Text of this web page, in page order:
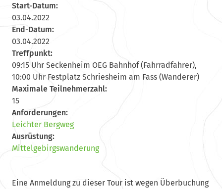
Start-Datum:
03.04.2022
End-Datum:
03.04.2022
Treffpunkt:
09:15 Uhr Seckenheim OEG Bahnhof (Fahrradfahrer),
10:00 Uhr Festplatz Schriesheim am Fass (Wanderer)
Maximale Teilnehmerzahl:
15
Anforderungen:
Leichter Bergweg
Ausrüstung:
Mittelgebirgswanderung
Eine Anmeldung zu dieser Tour ist wegen Überbuchung